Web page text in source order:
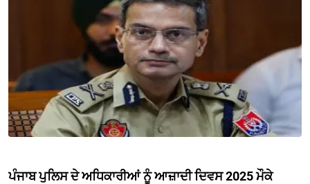
ਪੰਜਾਬ ਪੁਲਿਸ ਦੇ ਅਧਿਕਾਰੀਆਂ ਨੂੰ ਆਜ਼ਾਦੀ ਦਿਵਸ 2025 ਮੌਕੇ